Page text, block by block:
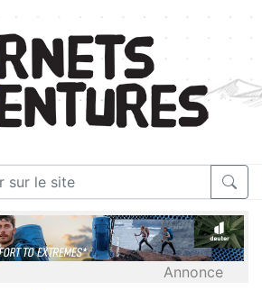
Annonce